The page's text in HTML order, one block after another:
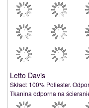
Letto Davis
Skład: 100% Poliester.
Tkanina odporna na